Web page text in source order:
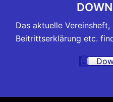
Das aktuelle Vereinsheft,
Beitrittserklärung etc.